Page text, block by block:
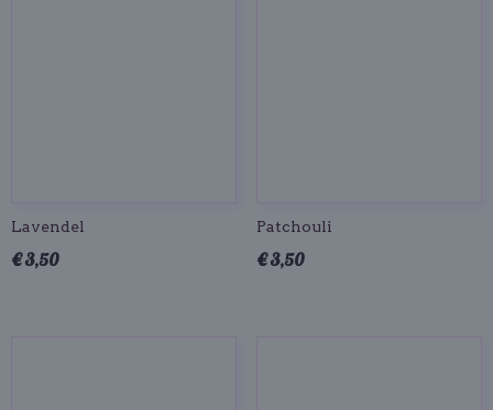
Lavendel
€ 3,50
Patchouli
€ 3,50